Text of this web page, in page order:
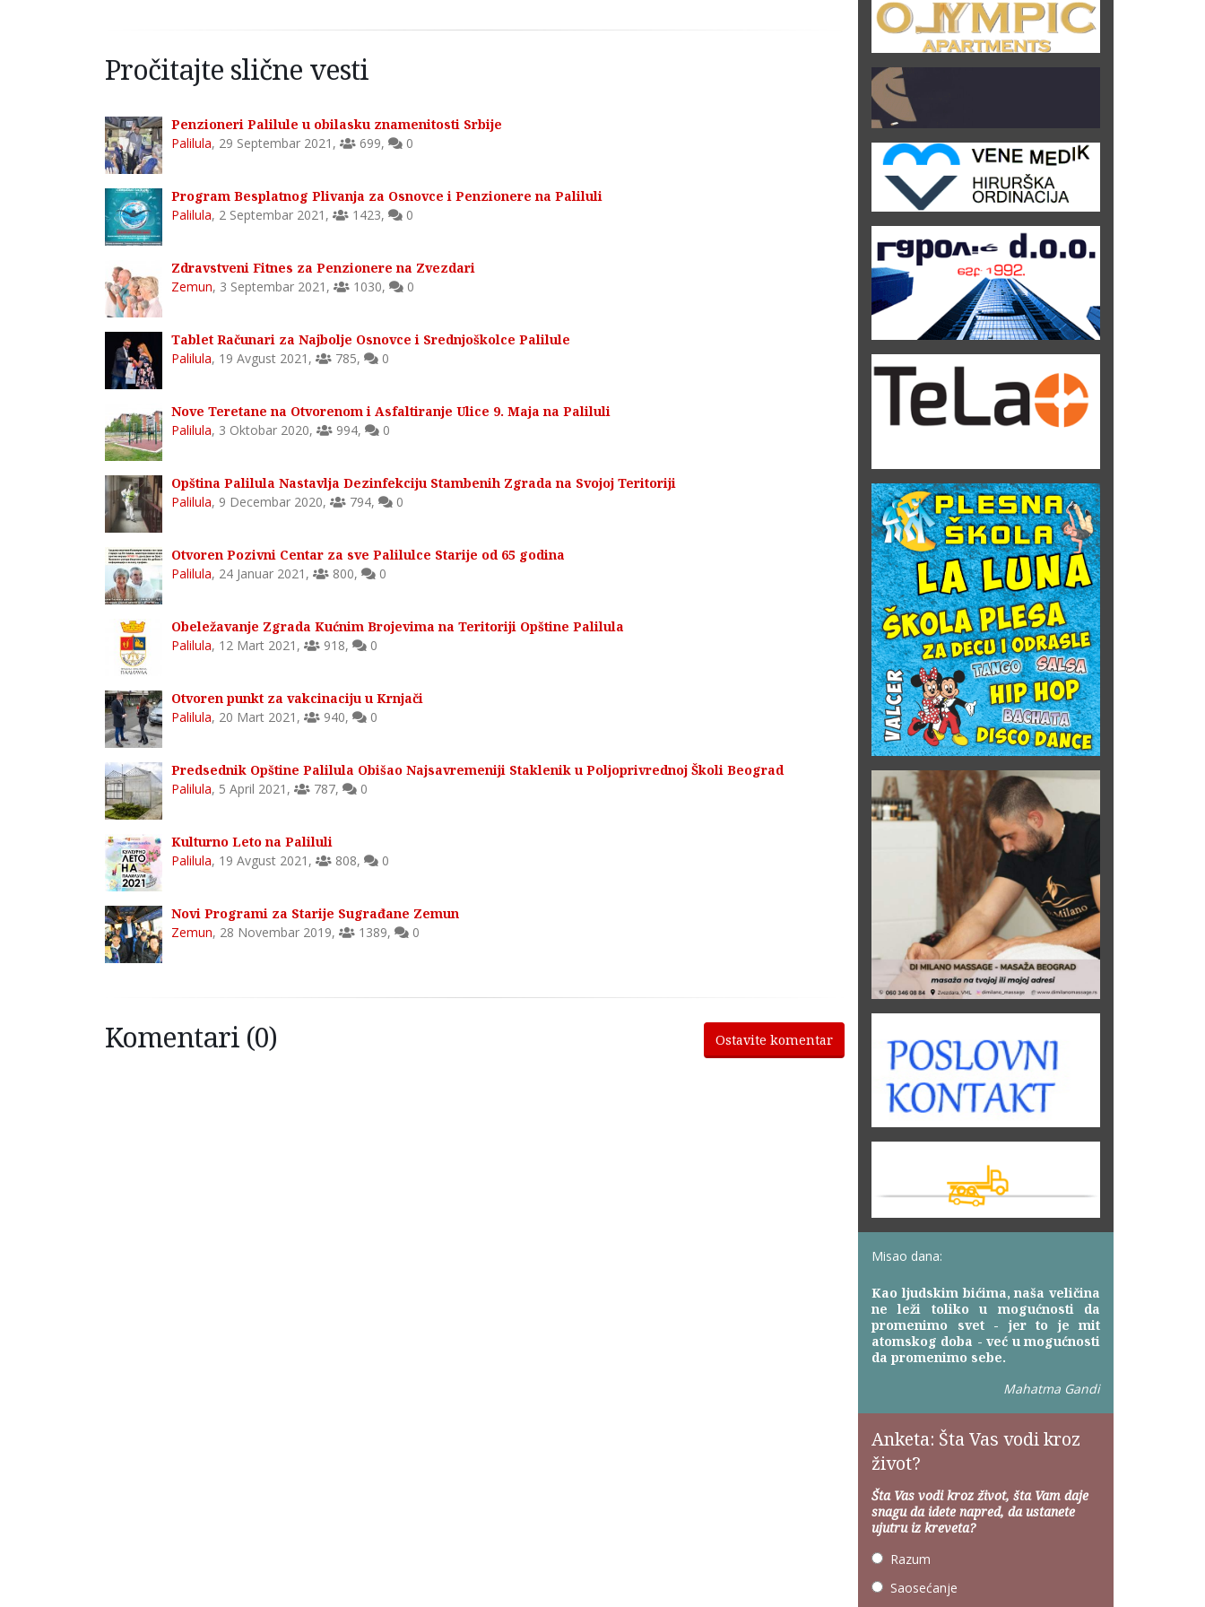
Pročitajte slične vesti
Penzioneri Palilule u obilasku znamenitosti Srbije
Palilula, 29 Septembar 2021 , 699, 0
Program Besplatnog Plivanja za Osnovce i Penzionere na Paliluli
Palilula, 2 Septembar 2021 , 1423, 0
Zdravstveni Fitnes za Penzionere na Zvezdari
Zemun, 3 Septembar 2021 , 1030, 0
Tablet Računari za Najbolje Osnovce i Srednjoškolce Palilule
Palilula, 19 Avgust 2021 , 785, 0
Nove Teretane na Otvorenom i Asfaltiranje Ulice 9. Maja na Paliluli
Palilula, 3 Oktobar 2020, 994, 0
Opština Palilula Nastavlja Dezinfekciju Stambenih Zgrada na Svojoj Teritoriji
Palilula, 9 Decembar 2020, 794, 0
Otvoren Pozivni Centar za sve Palilulce Starije od 65 godina
Palilula, 24 Januar 2021 , 800, 0
Obeležavanje Zgrada Kućnim Brojevima na Teritoriji Opštine Palilula
Palilula, 12 Mart 2021 , 918, 0
Otvoren punkt za vakcinaciju u Krnjači
Palilula, 20 Mart 2021 , 940, 0
Predsednik Opštine Palilula Obišao Najsavremeniji Staklenik u Poljoprivrednoj Školi Beograd
Palilula, 5 April 2021 , 787, 0
Kulturno Leto na Paliluli
Palilula, 19 Avgust 2021 , 808, 0
Novi Programi za Starije Sugrađane Zemun
Zemun, 28 Novembar 2019, 1389, 0
Komentari (0) Ostavite komentar
Misao dana:
Kao ljudskim bićima, naša veličina
ne leži toliko u mogućnosti da
promenimo svet - jer to je mit
atomskog doba - već u mogućnosti
da promenimo sebe.
Mahatma Gandi
Anketa: Šta Vas vodi kroz
život?
Šta Vas vodi kroz život, šta Vam daje
snagu da idete napred, da ustanete
ujutru iz kreveta?
Razum
Saosećanje